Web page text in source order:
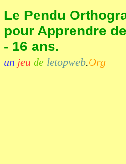
Le Pendu
pour Apprendre
- 16 ans.
un jeu de letopweb.Org